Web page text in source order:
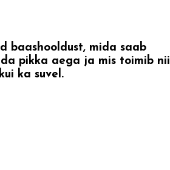
baashooldust, mida saab
pikka aega ja mis toimib nii
ka suvel.